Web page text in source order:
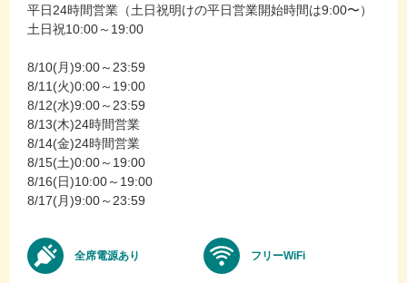
平日24時間営業（土日祝明けの平日営業開始時間は9:00〜）
土日祝10:00～19:00
8/10(月)9:00～23:59
8/11(火)0:00～19:00
8/12(水)9:00～23:59
8/13(木)24時間営業
8/14(金)24時間営業
8/15(土)0:00～19:00
8/16(日)10:00～19:00
8/17(月)9:00～23:59
全席電源あり フリーWiFi